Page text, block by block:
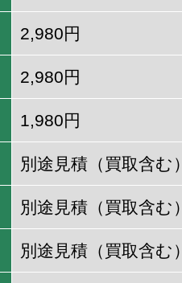
2,980円
2,980円
1,980円
別途見積（買取含む）
別途見積（買取含む）
別途見積（買取含む）